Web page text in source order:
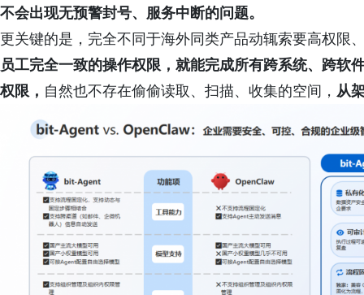
不会出现无预警封号、服务中断的问题。
更关键的是，完全不同于海外同类产品动辄索要高权限
员工完全一致的操作权限，就能完成所有跨系统、跨软
权限， 自然也不存在偷偷读取、扫描、收集的空间， 从